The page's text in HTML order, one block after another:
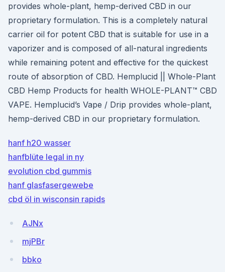
provides whole-plant, hemp-derived CBD in our
proprietary formulation. This is a completely natural
carrier oil for potent CBD that is suitable for use in a
vaporizer and is composed of all-natural ingredients
while remaining potent and effective for the quickest
route of absorption of CBD. Hemplucid || Whole-Plant
CBD Hemp Products for health WHOLE-PLANT™ CBD
VAPE. Hemplucid’s Vape / Drip provides whole-plant,
hemp-derived CBD in our proprietary formulation.
hanf h20 wasser
hanfblüte legal in ny
evolution cbd gummis
hanf glasfasergewebe
cbd öl in wisconsin rapids
AJNx
mjPBr
bbko